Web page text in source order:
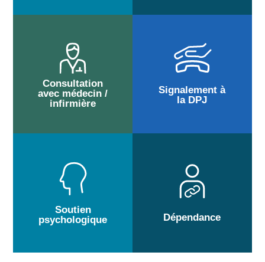
Consultation
avec médecin /
infirmière
Signalement à
la DPJ
Soutien
psychologique
Dépendance